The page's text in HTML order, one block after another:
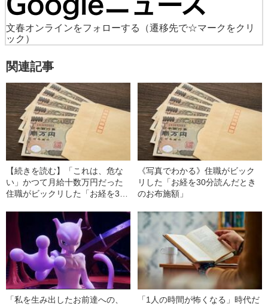
文春オンラインをフォローする
（遷移先で☆マークをクリ
ック）
関連記事
【続きを読む】「これは、危な
い」かつて月給十数万円だった
住職がビックリした「お経を30
《写真でわかる》住職がビック
リした「お経を30分読んだとき
のお布施額」
「私を生み出したお前達への、
「1人の時間が怖くなる」時代だ